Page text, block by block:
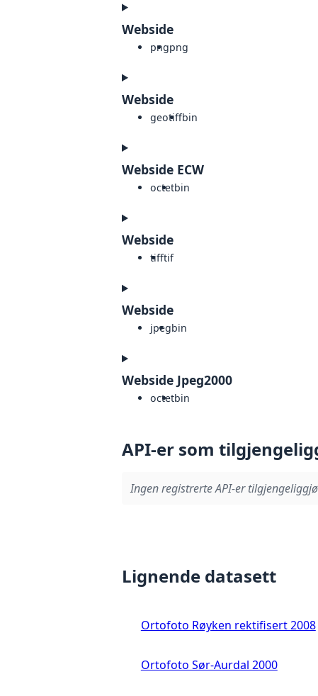
Webside
pngpng
Webside
geotiffbin
Webside ECW
octetbin
Webside
tifftif
Webside
jpegbin
Webside Jpeg2000
octetbin
API-er som
Ingen registrerte API-er
Lignende datasett
Ortofoto Røyken rektifisert 2008
Ortofoto Sør-Aurdal 2000